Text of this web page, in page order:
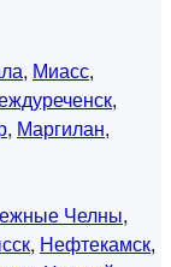
, Миасс,
,
, Маргилан,
Челны,
, Нефтекамск,